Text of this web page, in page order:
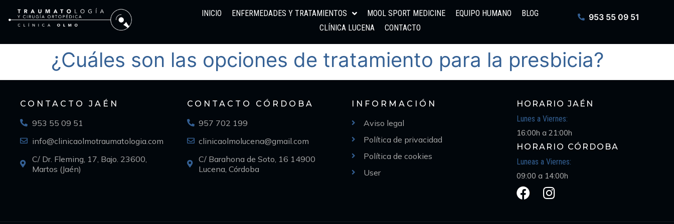
INICIO ENFERMEDADES Y TRATAMIENTOS MOOL SPORT MEDICINE EQUIPO HUMANO
BLOG
CLÍNICA LUCENA
CONTACTO
953 55 09 51
¿Cuáles son las opciones de tratamiento para la presbicia?
CONTACTO JAÉN
953 55 09 51
info@clinicaolmotraumatologia.com
C/ Dr. Fleming, 17, Bajo. 23600,
Martos (Jaén)
CONTACTO CÓRDOBA
957 702 199
clinicaolmolucena@gmail.com
C/ Barahona de Soto, 16 14900
Lucena, Córdoba
INFORMACIÓN
Aviso legal
Política de privacidad
Política de cookies
User
HORARIO JAÉN
Lunes a Viernes:
16:00h a 21:00h
HORARIO CÓRDOBA
Luneas a Viernes:
09:00 a 14:00h